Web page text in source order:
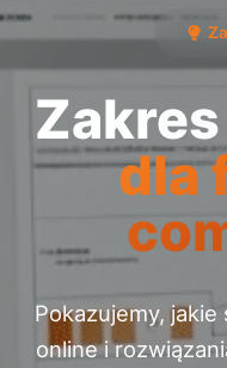
dla
Pokazujemy,
online i